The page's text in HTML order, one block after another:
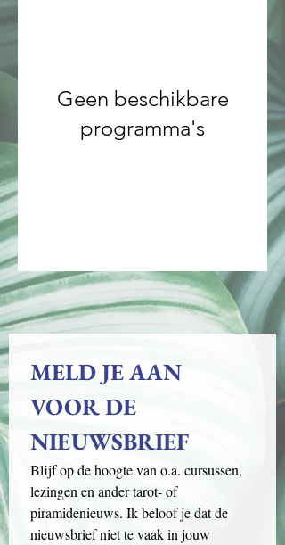
Geen beschikbare
programma's
MELD JE AAN
VOOR DE
NIEUWSBRIEF
Blijf op de hoogte van o.a. cursussen,
lezingen en ander tarot- of
piramidenieuws. Ik beloof je dat de
nieuwsbrief niet te vaak in jouw